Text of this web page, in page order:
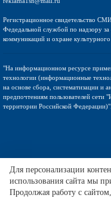
Регистрационное свидетельство
Федедальной службой по надзору за
коммуникаций и охране культурного
"На информационном ресурсе
технологии (информационные
на основе сбора, систематизации и
предпочтениям пользователей сети
территории Российской Федерации)".
Для персонализации
использования сайта мы
Продолжая работу с